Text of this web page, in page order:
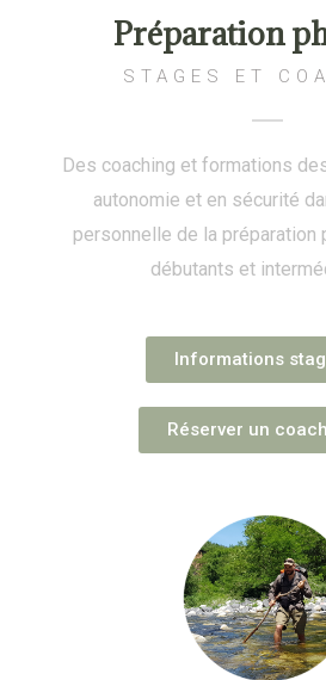
Préparation
STAGES ET
Des coaching et formations
autonomie et en sécurité
personnelle de la préparation
débutants et
Informations
Réserver un